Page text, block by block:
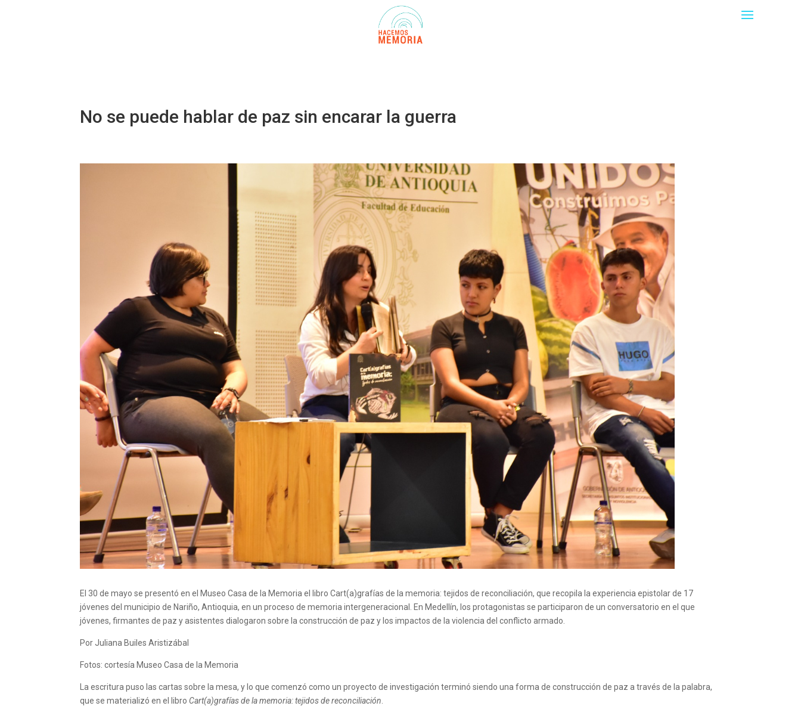
No se puede hablar de paz sin encarar la guerra
El 30 de mayo se presentó en el Museo Casa de la Memoria el libroCart(a)grafías de la memoria: tejidos de reconciliación, que recopila la experiencia epistolar de 17
jóvenes del municipio de Nariño, Antioquia, en un proceso de memoria intergeneracional En Medellín, los protagonistas separticiparon de un conversatorioen el que
jóvenes, firmantes de paz y asistentes dialogaron sobre la construcción de pazy los impactos de laviolencia del conflicto armado
Por Juliana Builes Aristizábal
Fotos:cortesía Museo Casa de la Memoria
La escritura puso las cartas sobre la mesa, y lo que comenzó como un proyecto de investigación terminó siendo una forma de construcción de paz a través de la palabra,
que se materializó en el libro Cart(a)grafías de la memoria: tejidos de reconciliación